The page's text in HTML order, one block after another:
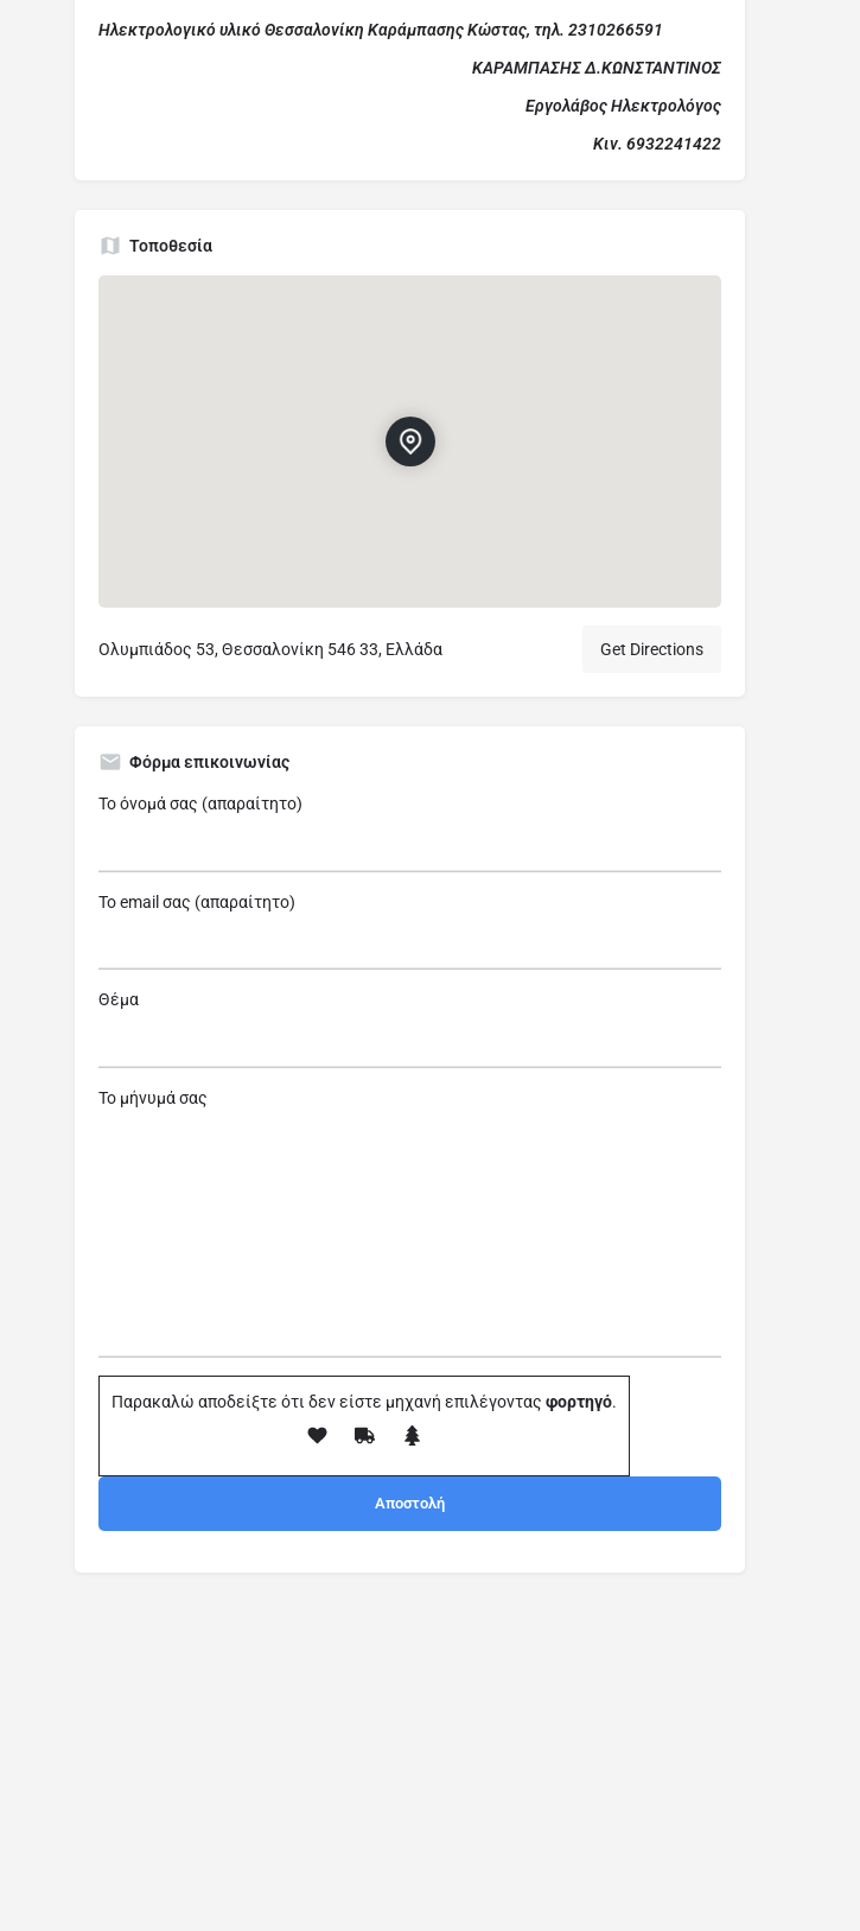
Ηλεκτρολογικό υλικό Θεσσαλονίκη Καράμπασης Κώστας, τηλ. 2310266591
ΚΑΡΑΜΠΑΣΗΣ Δ.ΚΩΝΣΤΑΝΤΙΝΟΣ
Εργολάβος Ηλεκτρολόγος
Κιν. 6932241422
Τοποθεσία
Ολυμπιάδος 53, Θεσσαλονίκη 546 33, Ελλάδα Get Directions
Φόρμα επικοινωνίας
Το όνομά σας (απαραίτητο)
Το email σας (απαραίτητο)
Θέμα
Το μήνυμά σας
Παρακαλώ αποδείξτε ότι δεν είστε μηχανή επιλέγοντας φορτηγό.